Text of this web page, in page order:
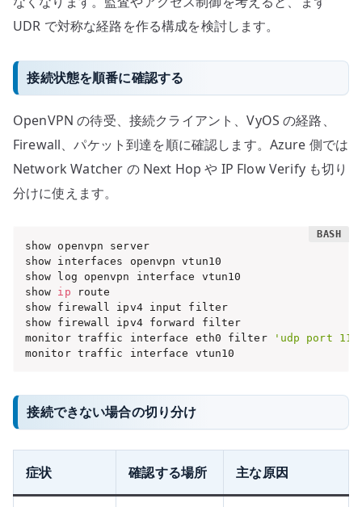
UDR で対称な経路を作る構成を検討します。
接続状態を順番に確認する
OpenVPN の待受、接続クライアント、VyOS の経路、
Firewall、パケット到達を順に確認します。Azure 側では
Network Watcher の Next Hop や IP Flow Verify も切り
分けに使えます。
show openvpn server
show interfaces openvpn vtun10
show log openvpn interface vtun10
show ip route
show firewall ipv4 input filter
show firewall ipv4 forward filter
monitor traffic interface eth0 filter
'udp port
monitor traffic interface vtun10
接続できない場合の切り分け
症状 確認する場所 主な原因